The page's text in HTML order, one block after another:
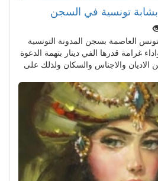
تونسية في السجن
العاصمة بسجن المدونة التونسية
غرامة قدرها الفي دينار بتهمة الدعوة
والاجناس والسكان ولذلك على